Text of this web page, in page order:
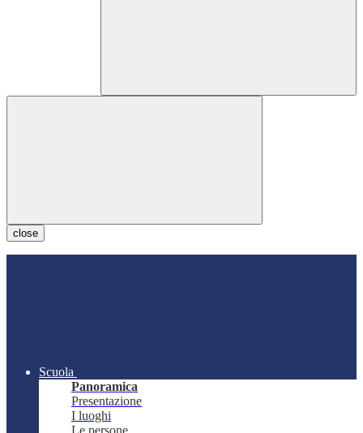
close
Scuola
Panoramica
Presentazione
I luoghi